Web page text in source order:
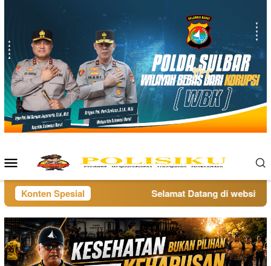
Menu
Mobile
Konten Spesial Selamat Datang di website